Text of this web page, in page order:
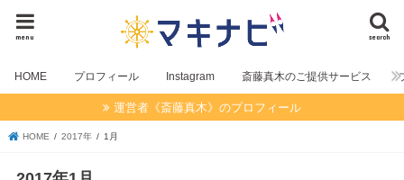
search
menu
HOME プロフィール Instagram 斎藤真木のご提供サービス
運営者《斎藤真木》のプロフィール
HOME 2017年 1月